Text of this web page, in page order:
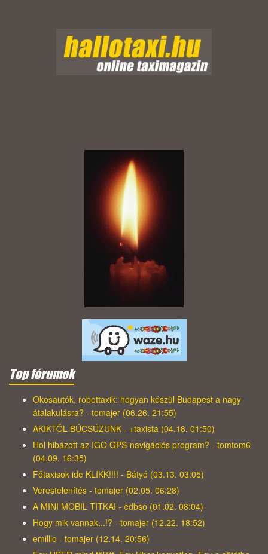
Top fórumok
Okosautók, robottaxik: hogyan készül Budapest a nagy
átalakulásra? - tomajer (06.26. 21:55)
AKIKTŐL BÚCSÚZUNK - +taxista (04.18. 01:50)
Hol hibázott az IGO GPS-navigációs program? - tomtom6
(04.09. 16:35)
Főtaxisok ide KLIKK!!!! - Bátyó (03.13. 03:05)
Verestelenítés - tomajer (02.05. 06:28)
A MINI MOBIL TITKAI - edbso (01.02. 08:04)
Hogy mik vannak...!? - tomajer (12.22. 18:52)
emillio - tomajer (12.14. 20:56)